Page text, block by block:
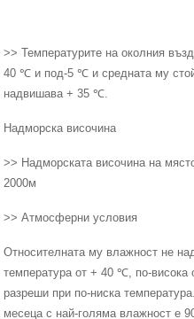
>> Температурите на околния
40 ℃ и под-5 ℃ и средната му
надвишава + 35 ℃.
Надморска височина
>> Надморската височина на
2000м
>> Атмосферни условия
Относителната му влажност не
температура от + 40 ℃, по-
разреши при по-ниска
месеца с най-голяма влажност е